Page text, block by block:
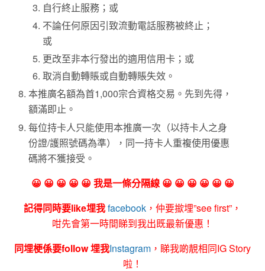
自行終止服務；或
不論任何原因引致流動電話服務被終止；
或
更改至非本行發出的適用信用卡；或
取消自動轉賬或自動轉賬失效。
本推廣名額為首1,000宗合資格交易。先到先得，
額滿即止。
每位持卡人只能使用本推廣一次（以持卡人之身
份證/護照號碼為準），同一持卡人重複使用優惠
碼將不獲接受。
😀 😀 😀 😀 😀 我是一條分隔線 😀 😀 😀 😀 😀 😀
記得同時要like埋我facebook ，仲要撳埋”see first”，
咁先會第一時間睇到我出既最新優惠！
同埋梗係要follow 埋我Instagram ，睇我啲靚相同IG Story
啦！